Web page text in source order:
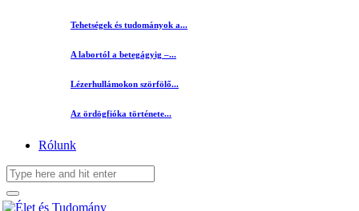
Tehetségek és tudományok a...
A labortól a betegágyig –...
Lézerhullámokon szörfölő...
Az ördögfióka története...
Rólunk